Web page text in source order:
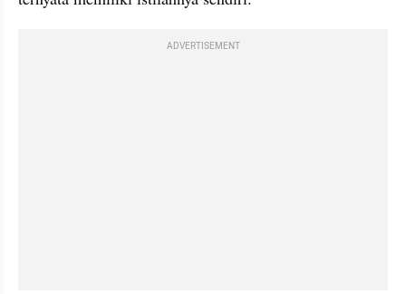
ADVERTISEMENT